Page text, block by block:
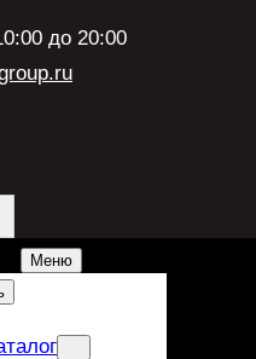
до 20:00
Меню